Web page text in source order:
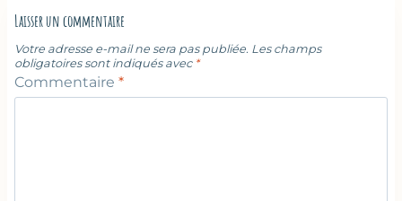
Laisser un commentaire
Votre adresse e-mail ne sera pas publiée. Les champs
obligatoires sont indiqués avec *
Commentaire *